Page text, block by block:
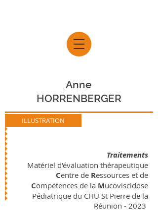
Anne
HORRENBERGER
ILLUSTRATION
Traitements
Matériel d'évaluation thérapeutique
Centre de Ressources et de
Compétences de la Mucoviscidose
Pédiatrique du CHU St Pierre de la
Réunion - 2023